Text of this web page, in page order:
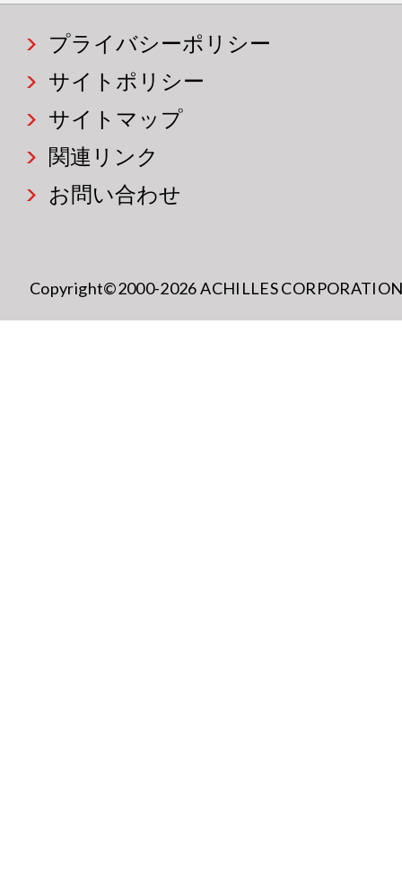
プライバシーポリシー
サイトポリシー
サイトマップ
関連リンク
お問い合わせ
Copyright©2000-2026 ACHILLES